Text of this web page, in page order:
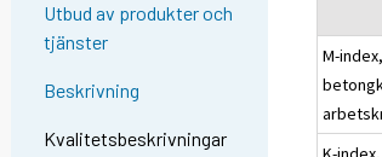
Utbud av produkter och
tjänster
Beskrivning
Kvalitetsbeskrivningar
M-